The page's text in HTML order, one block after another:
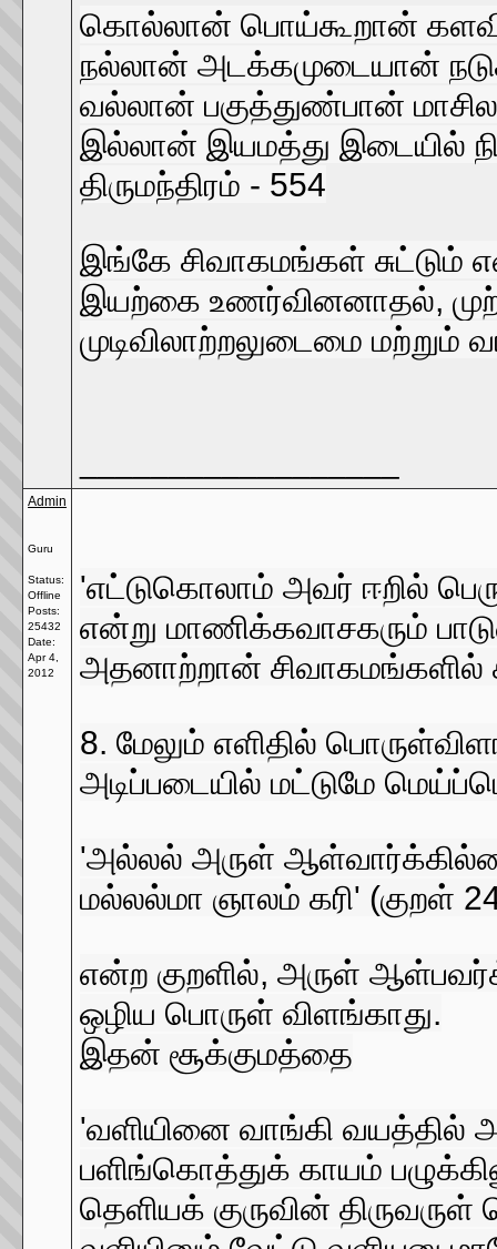
கொல்லான் பொய்கூறான்
நல்லான் அடக்கமுடையான்
வல்லான் பகுத்துண்பான்
இல்லான் இயமத்து இடையில்
திருமந்திரம் - 554
இங்கே சிவாகமங்கள்
இயற்கை உணர்வினனாதல்,
முடிவிலாற்றலுடைமை
Admin
Guru
Status:
Offline
Posts:
25432
Date:
Apr 4,
2012
'எட்டுகொலாம் அவர் ஈறில்
என்று மாணிக்கவாசகரும்
அதனாற்றான் சிவாகமங்களில்
8. மேலும் எளிதில்
அடிப்படையில் மட்டுமே
'அல்லல் அருள்
மல்லல்மா ஞாலம் கரி' (குறள்
என்ற குறளில், அருள்
ஒழிய பொருள் விளங்காது.
இதன் சூக்குமத்தை
'வளியினை வாங்கி வயத்தில்
பளிங்கொத்துக் காயம்
தெளியக் குருவின் திருவருள்